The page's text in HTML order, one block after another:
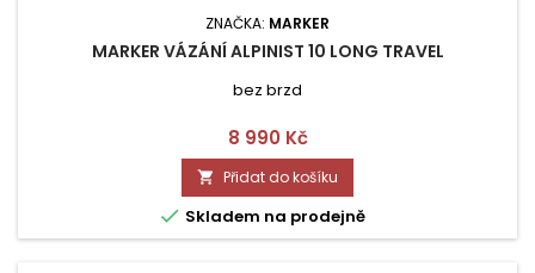
ZNAČKA: MARKER
MARKER VÁZÁNÍ ALPINIST 10 LONG TRAVEL
bez brzd
Cena
8 990 Kč
 Přidat do košíku
 Skladem na prodejně